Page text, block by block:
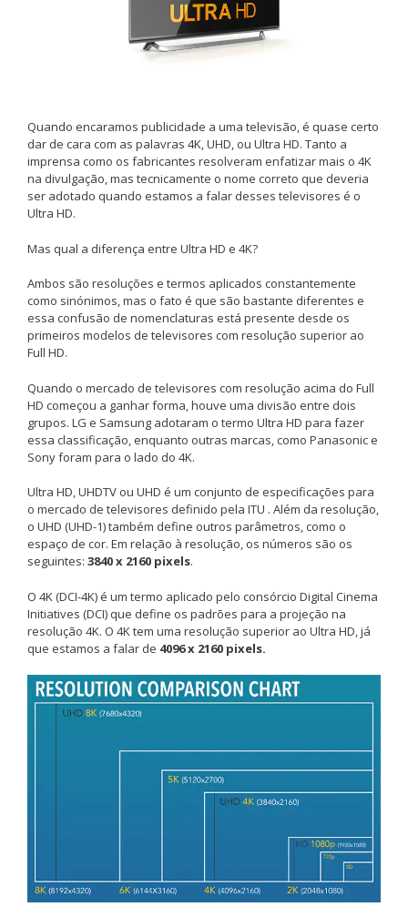
Quando encaramos publicidade a uma televisão, é quase certo
dar de cara com as palavras 4K, UHD, ou Ultra HD. Tanto a
imprensa como os fabricantes resolveram enfatizar mais o 4K
na divulgação, mas tecnicamente o nome correto que deveria
ser adotado quando estamos a falar desses televisores é o
Ultra HD.
Mas qual a diferença entre Ultra HD e 4K?
Ambos são resoluções e termos aplicados constantemente
como sinónimos, mas o fato é que são bastante diferentes e
essa confusão de nomenclaturas está presente desde os
primeiros modelos de televisores com resolução superior ao
Full HD.
Quando o mercado de televisores com resolução acima do Full
HD começou a ganhar forma, houve uma divisão entre dois
grupos. LG e Samsung adotaram o termo Ultra HD para fazer
essa classificação, enquanto outras marcas, como Panasonic e
Sony foram para o lado do 4K.
Ultra HD, UHDTV ou UHD é um conjunto de especificações para
o mercado de televisores definido pela ITU . Além da resolução,
o UHD (UHD-1) também define outros parâmetros, como o
espaço de cor. Em relação à resolução, os números são os
seguintes: 3840 x 2160 pixels.
O 4K (DCI-4K) é um termo aplicado pelo consórcio Digital Cinema
Initiatives (DCI) que define os padrões para a projeção na
resolução 4K. O 4K tem uma resolução superior ao Ultra HD, já
que estamos a falar de 4096 x 2160 pixels.